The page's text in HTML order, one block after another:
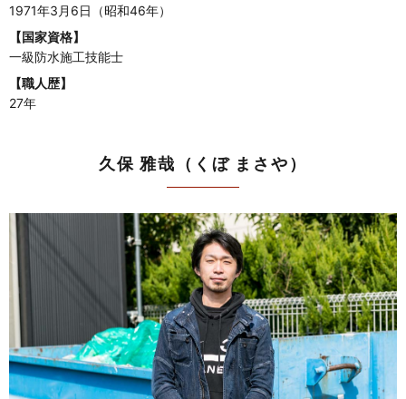
1971年3月6日（昭和46年）
【国家資格】
一級防水施工技能士
【職人歴】
27年
久保 雅哉（くぼ まさや）